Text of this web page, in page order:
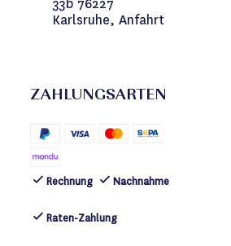
33b 76227
Karlsruhe, Anfahrt
ZAHLUNGSARTEN
Rechnung Nachnahme
Raten-Zahlung